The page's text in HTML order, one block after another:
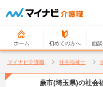
ホーム 初めての方へ 面
マイナビ介護職 社会福祉士
蕨市(埼玉県)の社会